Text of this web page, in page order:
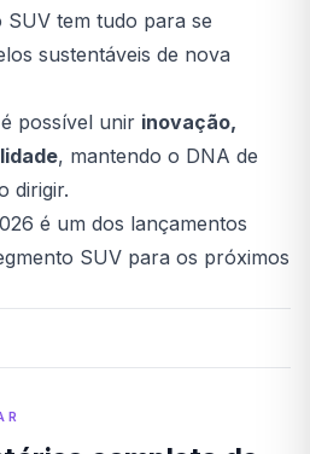
SUV tem tudo para se
sustentáveis de nova
possível unir inovação,
, mantendo o DNA de
dirigir.
é um dos lançamentos
SUV para os próximos